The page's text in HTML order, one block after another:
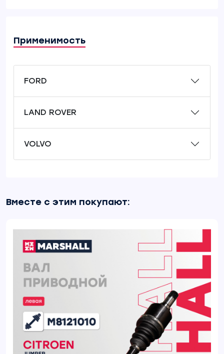
Применимость
FORD
LAND ROVER
VOLVO
Вместе с этим покупают: